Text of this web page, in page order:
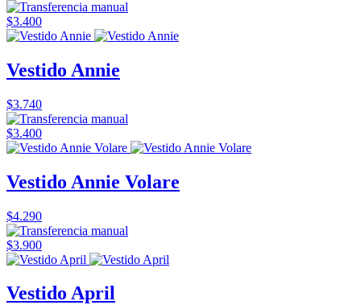
$3.400
Vestido Annie
$3.740
$3.400
Vestido Annie Volare
$4.290
$3.900
Vestido April